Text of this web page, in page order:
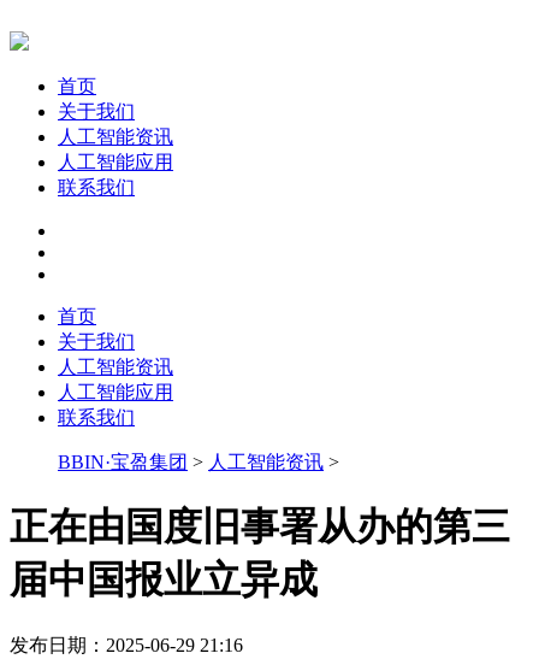
首页
关于我们
人工智能资讯
人工智能应用
联系我们
首页
关于我们
人工智能资讯
人工智能应用
联系我们
BBIN·宝盈集团 > 人工智能资讯 >
正在由国度旧事署从办的第三
届中国报业立异成
发布日期：2025-06-29 21:16